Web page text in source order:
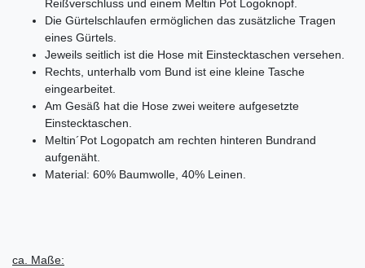
Reißverschluss und einem Meltin Pot Logoknopf.
Die Gürtelschlaufen ermöglichen das zusätzliche Tragen
eines Gürtels.
Jeweils seitlich ist die Hose mit Einstecktaschen versehen.
Rechts, unterhalb vom Bund ist eine kleine Tasche
eingearbeitet.
Am Gesäß hat die Hose zwei weitere aufgesetzte
Einstecktaschen.
Meltin´Pot Logopatch am rechten hinteren Bundrand
aufgenäht.
Material: 60% Baumwolle, 40% Leinen.
ca. Maße: